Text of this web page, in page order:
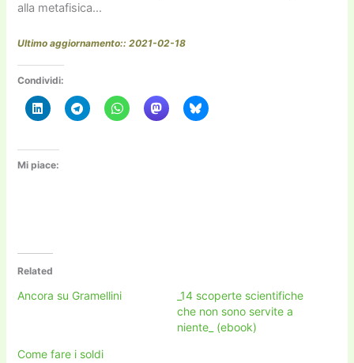
alla metafisica…
Ultimo aggiornamento:: 2021-02-18
Condividi:
Mi piace:
Related
Ancora su Gramellini
_14 scoperte scientifiche
che non sono servite a
niente_ (ebook)
Come fare i soldi